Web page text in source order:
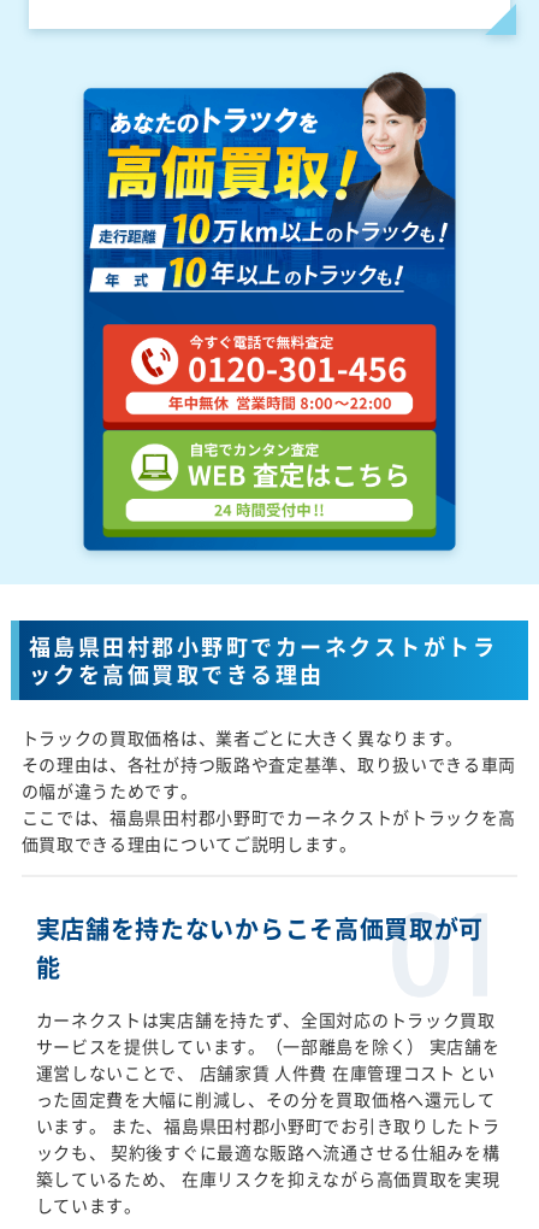
福島県田村郡小野町でカーネクストがトラ
ックを高価買取できる理由
トラックの買取価格は、業者ごとに大きく異なります。
その理由は、各社が持つ販路や査定基準、取り扱いできる車両
の幅が違うためです。
ここでは、福島県田村郡小野町でカーネクストがトラックを高
価買取できる理由についてご説明します。
実店舗を持たないからこそ高価買取が可
能
カーネクストは実店舗を持たず、全国対応のトラック買取
サービスを提供しています。（一部離島を除く） 実店舗を
運営しないことで、 店舗家賃 人件費 在庫管理コスト とい
った固定費を大幅に削減し、その分を買取価格へ還元して
います。 また、福島県田村郡小野町でお引き取りしたトラ
ックも、 契約後すぐに最適な販路へ流通させる仕組みを構
築しているため、 在庫リスクを抑えながら高価買取を実現
しています。